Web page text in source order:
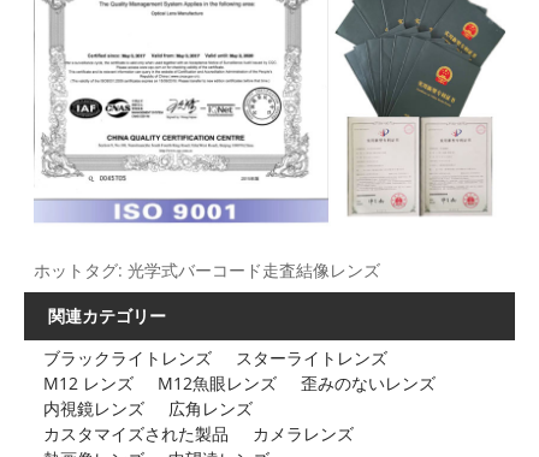
ホットタグ: 光学式バーコード走査結像レンズ
関連カテゴリー
ブラックライトレンズ
スターライトレンズ
M12 レンズ
M12魚眼レンズ
歪みのないレンズ
内視鏡レンズ
広角レンズ
カスタマイズされた製品
カメラレンズ